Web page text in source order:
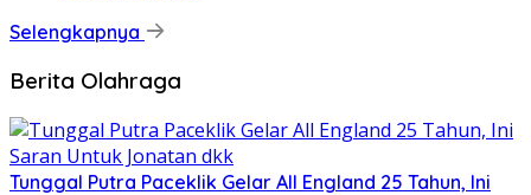
Selengkapnya
Berita Olahraga
Tunggal Putra Paceklik Gelar All England 25 Tahun, Ini